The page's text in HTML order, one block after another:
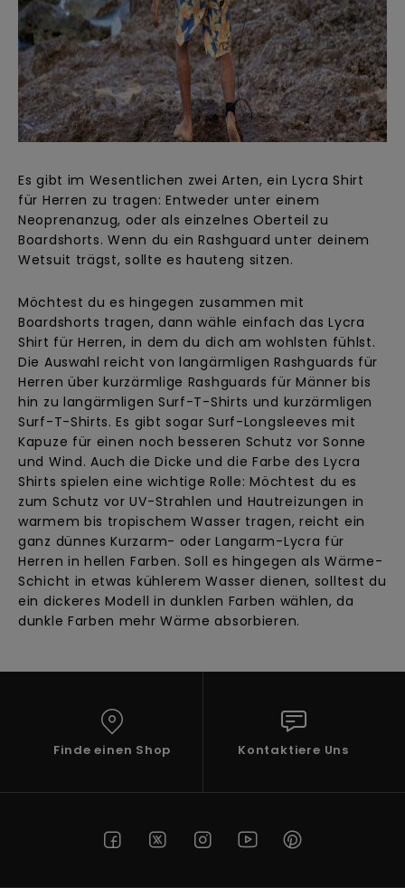
Es gibt im Wesentlichen zwei Arten, ein Lycra Shirt
für Herren zu tragen: Entweder unter einem
Neoprenanzug, oder als einzelnes Oberteil zu
Boardshorts. Wenn du ein Rashguard unter deinem
Wetsuit trägst, sollte es hauteng sitzen.
Möchtest du es hingegen zusammen mit
Boardshorts tragen, dann wähle einfach das Lycra
Shirt für Herren, in dem du dich am wohlsten fühlst.
Die Auswahl reicht von langärmligen Rashguards für
Herren über kurzärmlige Rashguards für Männer bis
hin zu langärmligen Surf-T-Shirts und kurzärmligen
Surf-T-Shirts. Es gibt sogar Surf-Longsleeves mit
Kapuze für einen noch besseren Schutz vor Sonne
und Wind. Auch die Dicke und die Farbe des Lycra
Shirts spielen eine wichtige Rolle: Möchtest du es
zum Schutz vor UV-Strahlen und Hautreizungen in
warmem bis tropischem Wasser tragen, reicht ein
ganz dünnes Kurzarm- oder Langarm-Lycra für
Herren in hellen Farben. Soll es hingegen als Wärme-
Schicht in etwas kühlerem Wasser dienen, solltest du
ein dickeres Modell in dunklen Farben wählen, da
dunkle Farben mehr Wärme absorbieren.
Finde einen Shop Kontaktiere Uns